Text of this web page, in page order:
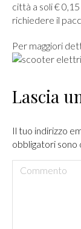
città a soli €
richiedere il
Per maggiori
Lascia
Il tuo indirizzo
obbligatori sono
Commento